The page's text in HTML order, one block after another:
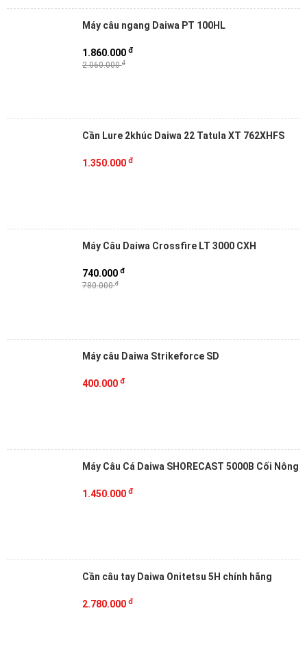
Máy câu ngang Daiwa PT 100HL
2.060.000đ
1.860.000 đ
Cần Lure 2khúc Daiwa 22 Tatula XT 762XHFS
1.350.000 đ
Máy Câu Daiwa Crossfire LT 3000 CXH
780.000đ
740.000 đ
Máy câu Daiwa Strikeforce SD
400.000 đ
Máy Câu Cá Daiwa SHORECAST 5000B Cối Nông
1.450.000 đ
Cần câu tay Daiwa Onitetsu 5H chính hãng
2.780.000 đ